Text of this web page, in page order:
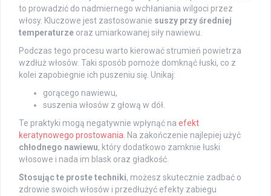
to prowadzić do nadmiernego wchłaniania wilgoci przez
włosy. Kluczowe jest zastosowanie suszy przy średniej
temperaturze oraz umiarkowanej siły nawiewu.
Podczas tego procesu warto kierować strumień powietrza
wzdłuż włosów. Taki sposób pomoże domknąć łuski, co z
kolei zapobiegnie ich puszeniu się. Unikaj:
gorącego nawiewu,
suszenia włosów z głową w dół.
Te praktyki mogą negatywnie wpłynąć na efekt
keratynowego prostowania . Na zakończenie najlepiej użyć
chłodnego nawiewu, który dodatkowo zamknie łuski
włosowe i nada im blask oraz gładkość.
Stosując te proste techniki, możesz skutecznie zadbać o
zdrowie swoich włosów i przedłużyć efekty zabiegu